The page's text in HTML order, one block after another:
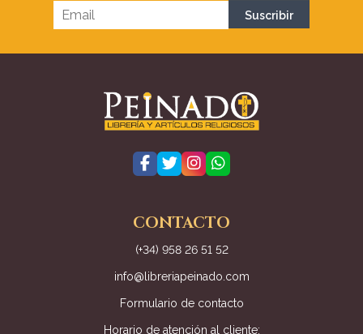
CONTACTO
(+34) 958 26 51 52
info@libreriapeinado.com
Formulario de contacto
Horario de atención al cliente: